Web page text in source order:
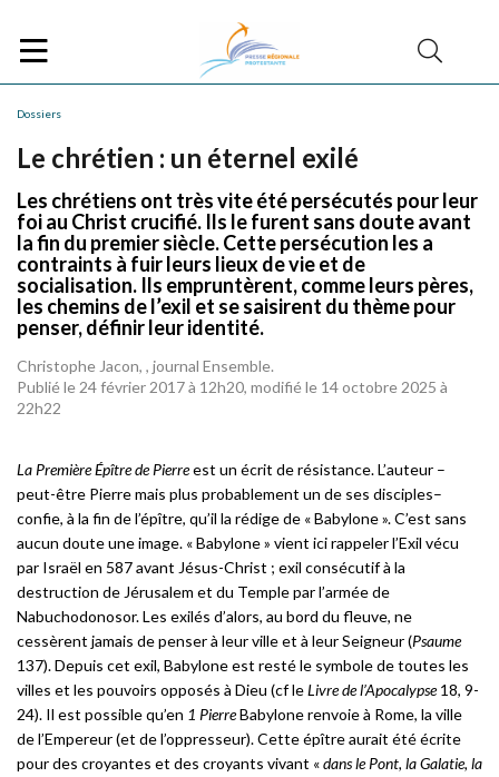
Dossiers
Le chrétien : un éternel exilé
Les chrétiens ont très vite été persécutés pour leur
foi au Christ crucifié. Ils le furent sans doute avant
la fin du premier siècle. Cette persécution les a
contraints à fuir leurs lieux de vie et de
socialisation. Ils empruntèrent, comme leurs pères,
les chemins de l’exil et se saisirent du thème pour
penser, définir leur identité.
Christophe Jacon, , journal Ensemble.
Publié le 24 février 2017 à 12h20, modifié le 14 octobre 2025 à
22h22
La Première Épître de Pierreest un écrit de résistance. L’auteur –
peut-être Pierre mais plus probablement un de ses disciples–
confie, à la fin de l’épître, qu’il la rédige de « Babylone ». C’est sans
aucun doute une image. « Babylone » vient ici rappeler l’Exil vécu
par Israël en 587 avant Jésus-Christ ; exil consécutif à la
destruction de Jérusalem et du Temple par l’armée de
Nabuchodonosor. Les exilés d’alors, au bord du fleuve, ne
cessèrent jamais de penser à leur ville et à leur Seigneur (Psaume
137). Depuis cet exil, Babylone est resté le symbole de toutes les
villes et les pouvoirs opposés à Dieu (cf leLivre de l’Apocalypse18, 9-
24). Il est possible qu’en 1 PierreBabylone renvoie à Rome, la ville
de l’Empereur (et de l’oppresseur). Cette épître aurait été écrite
pour des croyantes et des croyants vivant «dans le Pont, la Galatie, la